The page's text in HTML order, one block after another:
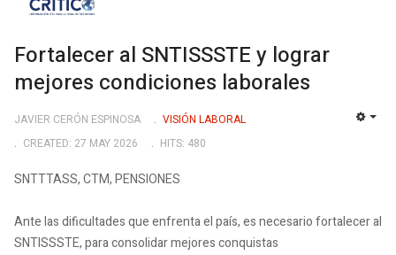
Fortalecer al SNTISSSTE y lograr
mejores condiciones laborales
JAVIER CERÓN ESPINOSA
VISIÓN LABORAL
CREATED: 27 MAY 2026
HITS: 480
SNTTTASS, CTM, PENSIONES
Ante las dificultades que enfrenta el país, es necesario fortalecer al
SNTISSSTE, para consolidar mejores conquistas